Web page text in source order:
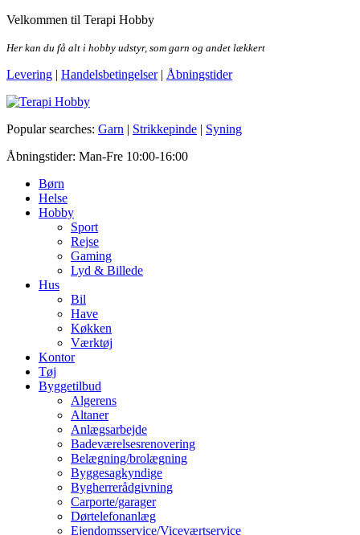
Skip
the
Velkommen til Terapi Hobby
Her kan du få alt i hobby udstyr, som garn og andet lækkert
Levering | Handelsbetingelser| Åbningstider
Terapi Hobby
Popular searches: Garn | Strikkepinde | Syning
Åbningstider: Man-Fre 10:00-16:00
Børn
Helse
Hobby
Sport
Rejse
Gaming
Lyd & Billede
Hus
Bil
Have
Køkken
Værktøj
Kontor
Tøj
Byggetilbud
Algerens
Altaner
Anlægsarbejde
Badeværelsesrenovering
Belægning/brolægning
Byggesagkyndige
Bygherrerådgivning
Carporte/garager
Dørtelefonanlæg
Ejendomsservice/Viceværtservice